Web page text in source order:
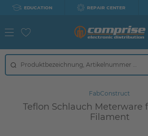
EDUCATION REPAIR CENTER
FabConstruct
Teflon Schlauch Meterware
Filament